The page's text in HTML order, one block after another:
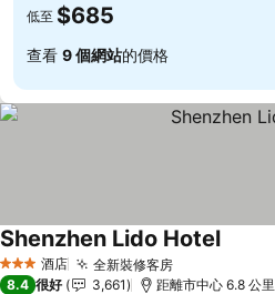
低至 $685
查看 9 個網站的價格
3 星級 酒店 全新裝修客房
Shenzhen Lido Hotel
8.4 很好 3,661 距離市中心 6.8 公里